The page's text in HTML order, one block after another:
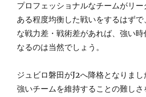
プロフェッショナルなチームがリー
ある程度均衡した戦いをするはず
な戦力差・戦術差があれば、強い
なるのは当然でしょう。
ジュビロ磐田がJ2へ降格となりま
強いチームを維持することの難しさ